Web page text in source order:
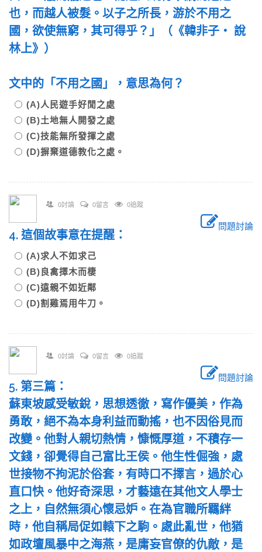
也，而越人被髮。以子之所長，游於不用之
國，欲使無窮，其可得乎？」（《韓非子‧ 說
林上》）
文中的「不用之國」，意思為何？
(A)人民遊手好閒之處
(B)土地無人開發之處
(C)技能無所發揮之處
(D)摒棄道德教化之處。
0討論 0留言 0追蹤
問題討論
4. 這個故事意在提醒：
(A)求人不如求己
(B)良禽擇木而棲
(C)遠親不如近鄰
(D)割雞焉用牛刀。
0討論 0留言 0追蹤
問題討論
5. 第三篇：
蘇東坡感受敏銳，思想透徹，寫作優美，作為
勇敢，絕不為本身利益而動搖，也不因俗見而
改變。他對人親切熱情，慷慨厚道，不積存一
文錢，卻覺得自己富比王侯。他生性倔強，處
世接物不拘泥於俗套，有時口不擇言，過於心
直口快。他好奇深思，才藝遠在其他文人學士
之上，自然無須心懷忌妒。在為官職所羈絆
時，他自稱局促如轅下之駒。處此亂世，他猶
如政壇風暴中之海燕，是庸妄官僚的仇敵，是